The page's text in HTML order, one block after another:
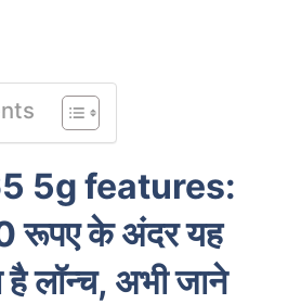
5g features:
रूपए के अंदर यह
है लॉन्च, अभी जाने